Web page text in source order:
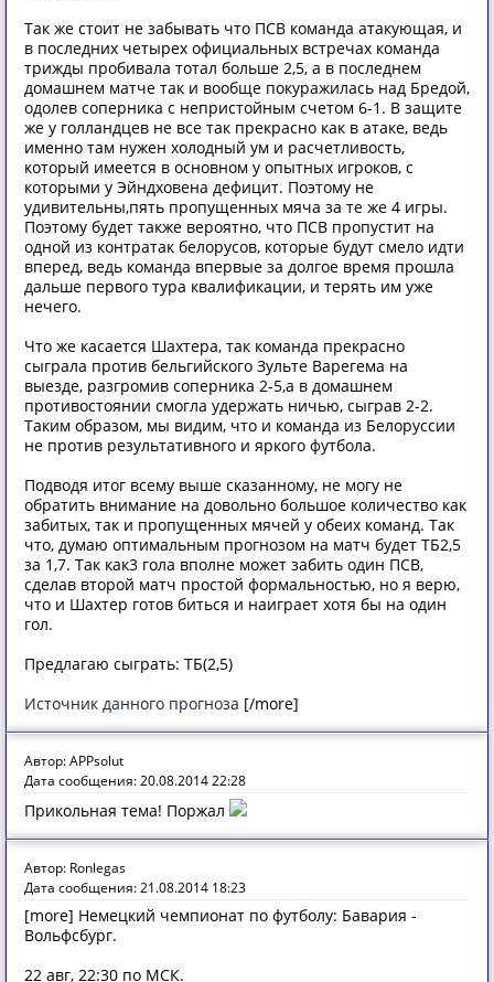
Так же стоит не забывать что ПСВ команда атакующая, и
в последних четырех официальных встречах команда
трижды пробивала тотал больше 2,5, а в последнем
домашнем матче так и вообще покуражилась над Бредой,
одолев соперника с непристойным счетом 6-1. В защите
же у голландцев не все так прекрасно как в атаке, ведь
именно там нужен холодный ум и расчетливость,
который имеется в основном у опытных игроков, с
которыми у Эйндховена дефицит. Поэтому не
удивительны,пять пропущенных мяча за те же 4 игры.
Поэтому будет также вероятно, что ПСВ пропустит на
одной из контратак белорусов, которые будут смело идти
вперед, ведь команда впервые за долгое время прошла
дальше первого тура квалификации, и терять им уже
нечего.
Что же касается Шахтера, так команда прекрасно
сыграла против бельгийского Зульте Варегема на
выезде, разгромив соперника 2-5,а в домашнем
противостоянии смогла удержать ничью, сыграв 2-2.
Таким образом, мы видим, что и команда из Белоруссии
не против результативного и яркого футбола.
Подводя итог всему выше сказанному, не могу не
обратить внимание на довольно большое количество как
забитых, так и пропущенных мячей у обеих команд. Так
что, думаю оптимальным прогнозом на матч будет ТБ2,5
за 1,7. Так как3 гола вполне может забить один ПСВ,
сделав второй матч простой формальностью, но я верю,
что и Шахтер готов биться и наиграет хотя бы на один
гол.
Предлагаю сыграть: ТБ(2,5)
Источник данного прогноза [/more]
Автор: APPsolut
Дата сообщения: 20.08.2014 22:28
Прикольная тема! Поржал
Автор: Ronlegas
Дата сообщения: 21.08.2014 18:23
[more] Немецкий чемпионат по футболу: Бавария -
Вольфсбург.
22 авг, 22:30 по МСК.